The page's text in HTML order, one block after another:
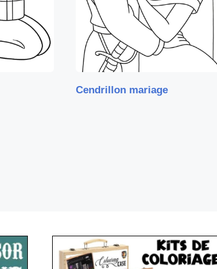
Cendrillon mariage